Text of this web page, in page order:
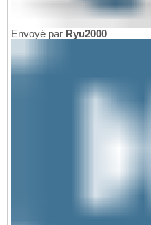
Envoyé par Ryu2000